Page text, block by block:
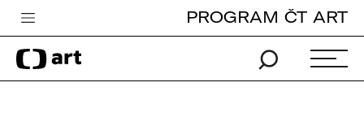
Česká televize
Zpravodajství
PROGRAM ČT ART